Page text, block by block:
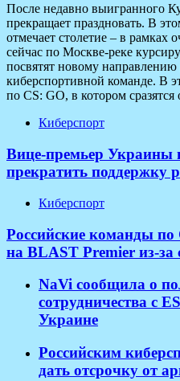
После недавно выигранного
прекращает праздновать. В
отмечает столетие – в рамках
сейчас по Москве-реке
посвятят новому направлению
киберспортивной команде. В
по CS: GO, в котором
Киберспорт
Вице-премьер Украины
прекратить поддержку
Киберспорт
Российские команды по
на BLAST Premier из-
NaVi сообщила о
сотрудничества с
Украине
Российским
дать отсрочку от